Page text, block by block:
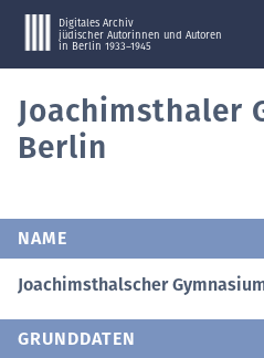
Digitales Archiv
jüdischer Autorinnen und Autoren
in Berlin 1933–1945
Joachimsthaler
Berlin
NAME
Joachimsthalscher
GRUNDDATEN